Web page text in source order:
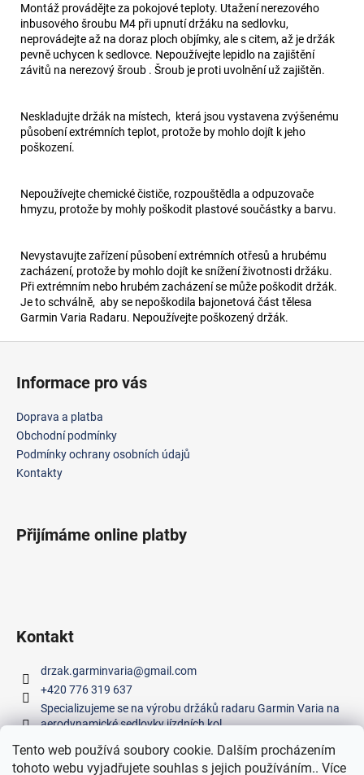
Tento web používá soubory cookie. Dalším procházením
tohoto webu vyjadřujete souhlas s jejich používáním.. Více
Montáž provádějte za pokojové teploty. Utažení nerezového
inbusového šroubu M4 při upnutí držáku na sedlovku,
neprovádejte až na doraz ploch objímky, ale s citem, až je držák
pevně uchycen k sedlovce. Nepoužívejte lepidlo na zajištění
závitů na nerezový šroub . Šroub je proti uvolnění už zajištěn.
Neskladujte držák na místech, která jsou vystavena zvýšenému
působení extrémních teplot, protože by mohlo dojít k jeho
poškození.
Nepoužívejte chemické čističe, rozpouštědla a odpuzovače
hmyzu, protože by mohly poškodit plastové součástky a barvu.
Nevystavujte zařízení působení extrémních otřesů a hrubému
zacházení, protože by mohlo dojít ke snížení životnosti držáku.
Při extrémním nebo hrubém zacházení se může poškodit držák.
Je to schválně, aby se nepoškodila bajonetová část tělesa
Garmin Varia Radaru. Nepoužívejte poškozený držák.
Informace pro vás
Doprava a platba
Obchodní podmínky
Podmínky ochrany osobních údajů
Kontakty
Přijímáme online platby
Kontakt
drzak.garminvaria@gmail.com
+420 776 319 637
Specializujeme se na výrobu držáků radaru Garmin Varia na
aerodynamické sedlovky jízdních kol.